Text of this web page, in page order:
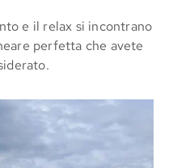
e il relax si incontrano
perfetta che avete